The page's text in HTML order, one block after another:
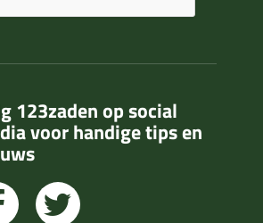
123zaden op social
voor handige tips en